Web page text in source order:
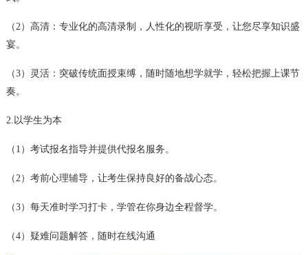
（2）高清：专业化的高清录制，人性化的视听享受，让您尽享知识盛
宴。
（3）灵活：突破传统面授束缚，随时随地想学就学，轻松把握上课节
奏。
2.以学生为本
（1）考试报名指导并提供代报名服务。
（2）考前心理辅导，让考生保持良好的备战心态。
（3）每天准时学习打卡，学管在你身边全程督学。
（4）疑难问题解答，随时在线沟通